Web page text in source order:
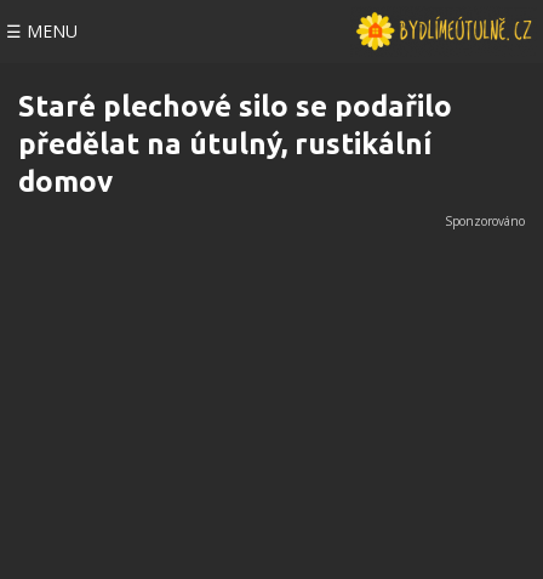
☰ MENU
Staré plechové silo se podařilo
předělat na útulný, rustikální
domov